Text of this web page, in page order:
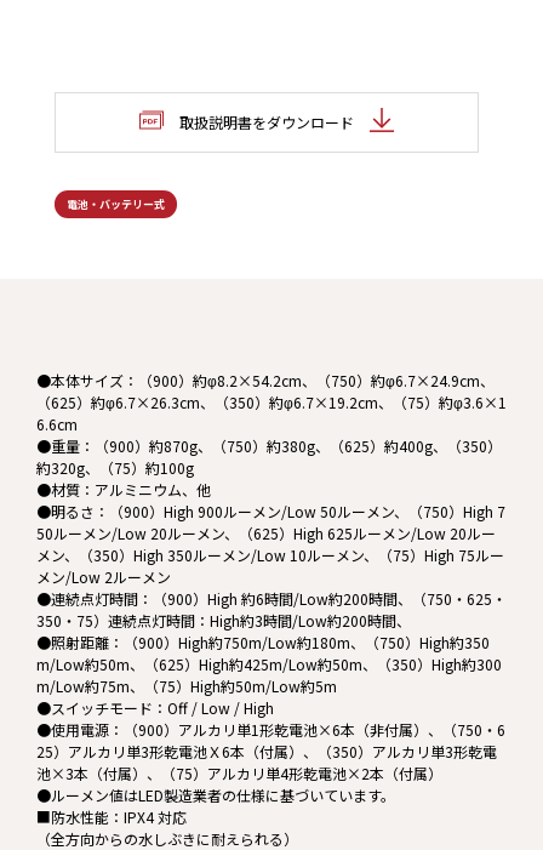
取扱説明書をダウンロード
電池・バッテリー式
●本体サイズ：（900）約φ8.2×54.2cm、（750）約φ6.7×24.9cm、
（625）約φ6.7×26.3cm、（350）約φ6.7×19.2cm、（75）約φ3.6×1
6.6cm
●重量：（900）約870g、（750）約380g、（625）約400g、（350）
約320g、（75）約100g
●材質：アルミニウム、他
●明るさ：（900）High 900ルーメン/Low 50ルーメン、（750）High 7
50ルーメン/Low 20ルーメン、（625）High 625ルーメン/Low 20ルー
メン、（350）High 350ルーメン/Low 10ルーメン、（75）High 75ルー
メン/Low 2ルーメン
●連続点灯時間：（900）High 約6時間/Low約200時間、（750・625・
350・75）連続点灯時間：High約3時間/Low約200時間、
●照射距離：（900）High約750m/Low約180m、（750）High約350
m/Low約50m、（625）High約425m/Low約50m、（350）High約300
m/Low約75m、（75）High約50m/Low約5m
●スイッチモード：Off / Low / High
●使用電源：（900）アルカリ単1形乾電池×6本（非付属）、（750・6
25）アルカリ単3形乾電池Ｘ6本（付属）、（350）アルカリ単3形乾電
池×3本（付属）、（75）アルカリ単4形乾電池×2本（付属）
●ルーメン値はLED製造業者の仕様に基づいています。
■防水性能：IPX4 対応
（全方向からの水しぶきに耐えられる）